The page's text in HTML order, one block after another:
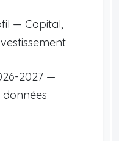
— Capital,
2027 —
données